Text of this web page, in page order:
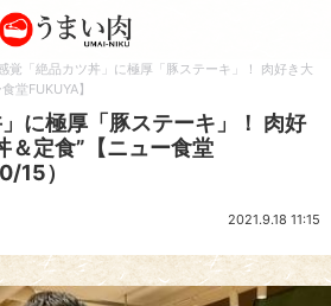
覚「絶品カツ丼」に極厚「豚ステーキ」！ 肉好き大
堂FUKUYA】
に極厚「豚ステーキ」！ 肉好
＆定食”【ニュー食堂
15）
2021.9.18 11:15